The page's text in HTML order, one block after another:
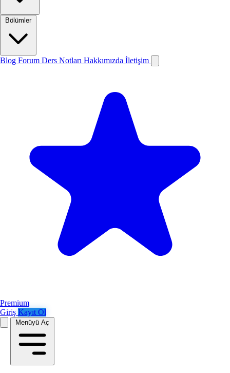
Bölümler
Blog Forum Ders Notları Hakkımızda İletişim
Premium
Giriş Kayıt Ol
Menüyü Aç